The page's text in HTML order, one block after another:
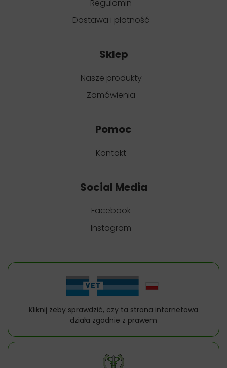
Regulamin
Dostawa i płatność
Sklep
Nasze produkty
Zamówienia
Pomoc
Kontakt
Social Media
Facebook
Instagram
Kliknij żeby sprawdzić, czy ta strona internetowa
działa zgodnie z prawem